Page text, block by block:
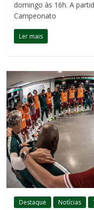
domingo às 16h. A
Campeonato
Ler mais
Destaque Notícias